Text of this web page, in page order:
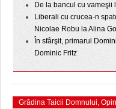
De la bancul cu vameşii
Liberali cu crucea-n
Nicolae Robu la Alina
În sfârşit, primarul
Dominic Fritz
Grădina Taicii Domnului,